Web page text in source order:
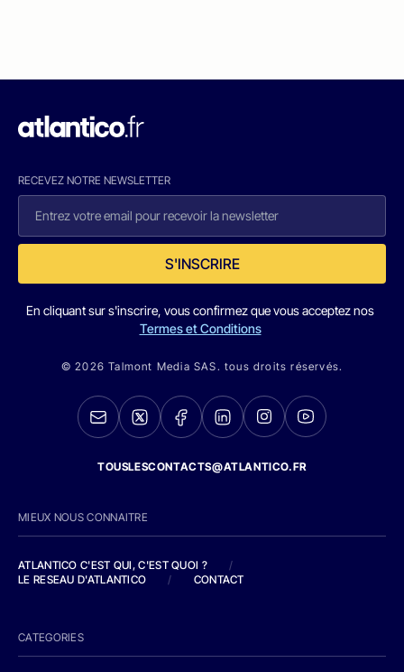
RECEVEZ NOTRE NEWSLETTER
S'INSCRIRE
En cliquant sur s'inscrire, vous confirmez que vous acceptez nos
Termes et Conditions
© 2026 Talmont Media SAS. tous droits réservés.
TOUSLESCONTACTS@ATLANTICO.FR
MIEUX NOUS CONNAITRE
ATLANTICO C'EST QUI, C'EST QUOI ?
/
LE RESEAU D'ATLANTICO
/ CONTACT
CATEGORIES